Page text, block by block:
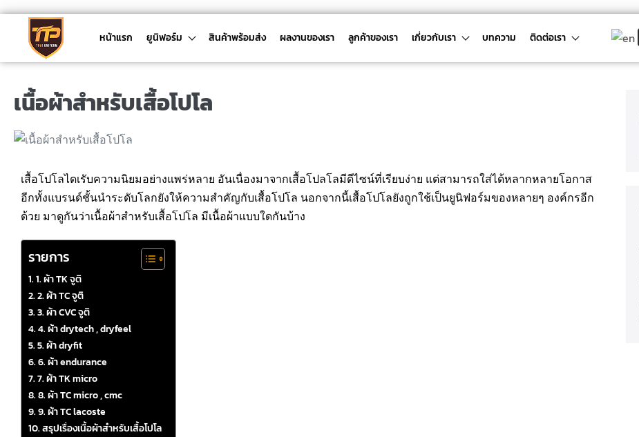
หน้าแรก ยูนิฟอร์ม สินค้าพร้อมส่ง ผลงานของเรา ลูกค้าของเรา เกี่ยวกับเรา บทความ ติดต่อเรา
เนื้อผ้าสำหรับเสื้อโปโล
เสื้อโปโลไดเรับความนิยมอย่างแพร่หลาย อันเนื่องมาจากเสื้อโปลโลมีดีไซน์ที่เรียบง่าย แต่สามารถใส่ได้หลากหลายโอกาส
อีกทั้งแบรนด์ชั้นนำระดับโลกยังให้ความสำคัญกับเสื้อโปโล นอกจากนี้เสื้อโปโลยังถูกใช้เป็นยูนิฟอร์มของหลายๆ องค์กรอีก
ด้วย มาดูกันว่าเนื้อผ้าสำหรับเสื้อโปโล มีเนื้อผ้าแบบใดกันบ้าง
รายการ
1. ผ้า TK จูติ
2. ผ้า TC จูติ
3. ผ้า CVC จูติ
4. ผ้า drytech , dryfeel
5. ผ้า dryfit
6. ผ้า endurance
7. ผ้า TK micro
8. ผ้า TC micro , cmc
9. ผ้า TC lacoste
สรุปเรื่องเนื้อผ้าสำหรับเสื้อโปโล